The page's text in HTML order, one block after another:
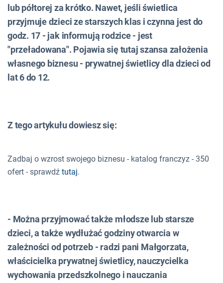
lub półtorej za krótko. Nawet, jeśli świetlica
przyjmuje dzieci ze starszych klas i czynna jest do
godz. 17 - jak informują rodzice - jest
"przeładowana". Pojawia się tutaj szansa założenia
własnego biznesu - prywatnej świetlicy dla dzieci od
lat 6 do 12.
Z tego artykułu dowiesz się:
Zadbaj o wzrost swojego biznesu - katalog franczyz - 350
ofert - sprawdź tutaj.
- Można przyjmować także młodsze lub starsze
dzieci, a także wydłużać godziny otwarcia w
zależności od potrzeb - radzi pani Małgorzata,
właścicielka prywatnej świetlicy, nauczycielka
wychowania przedszkolnego i nauczania